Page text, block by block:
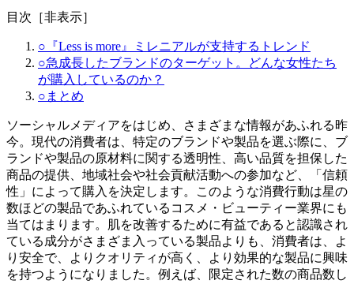
目次 ［非表示］
○『Less is more』ミレニアルが支持するトレンド
○急成長したブランドのターゲット。どんな女性たち
が購入しているのか？
○まとめ
ソーシャルメディアをはじめ、さまざまな情報があふれる昨
今。現代の消費者は、特定のブランドや製品を選ぶ際に、ブ
ランドや製品の原材料に関する透明性、高い品質を担保した
商品の提供、地域社会や社会貢献活動への参加など、「信頼
性」によって購入を決定します。このような消費行動は星の
数ほどの製品であふれているコスメ・ビューティー業界にも
当てはまります。肌を改善するために有益であると認識され
ている成分がさまざま入っている製品よりも、消費者は、よ
り安全で、よりクオリティが高く、より効果的な製品に興味
を持つようになりました。例えば、限定された数の商品数し